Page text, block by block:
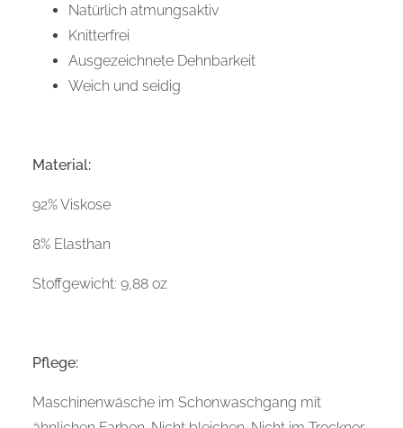
Natürlich atmungsaktiv
Knitterfrei
Ausgezeichnete Dehnbarkeit
Weich und seidig
Material:
92% Viskose
8% Elasthan
Stoffgewicht: 9,88 oz
Pflege:
Maschinenwäsche im Schonwaschgang mit